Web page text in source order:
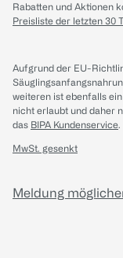
Rabatten und Aktionen
Preisliste der letzten 30
Aufgrund der EU-
weiteren ist ebenfalls
nicht erlaubt und daher
das BIPA Kundenservice.
MwSt. gesenkt
Meldung